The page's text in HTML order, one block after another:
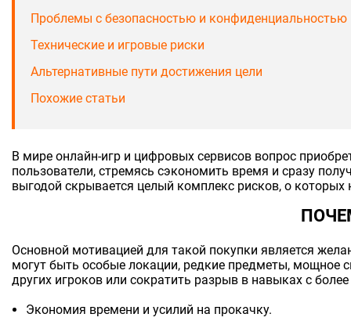
Проблемы с безопасностью и конфиденциальностью
Технические и игровые риски
Альтернативные пути достижения цели
Похожие статьи
В мире онлайн-игр и цифровых сервисов вопрос
пользователи, стремясь сэкономить время и сразу
выгодой скрывается целый комплекс рисков, о
Основной мотивацией для такой покупки является
могут быть особые локации, редкие предметы, мощное
других игроков или сократить разрыв в навыках с
Экономия времени и усилий на прокачку.